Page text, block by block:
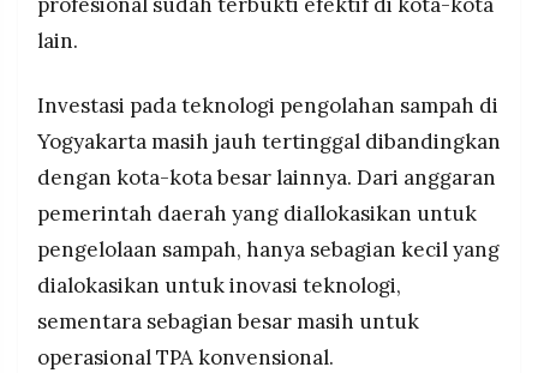
profesional sudah terbukti efektif di kota-kota
lain.
Investasi pada teknologi pengolahan sampah di
Yogyakarta masih jauh tertinggal dibandingkan
dengan kota-kota besar lainnya. Dari anggaran
pemerintah daerah yang diallokasikan untuk
pengelolaan sampah, hanya sebagian kecil yang
dialokasikan untuk inovasi teknologi,
sementara sebagian besar masih untuk
operasional TPA konvensional.